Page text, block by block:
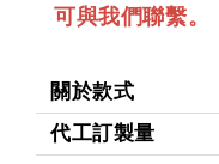
可與我們聯繫。
關於款式
代工訂製量